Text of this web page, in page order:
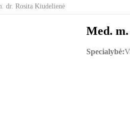
dr. Rosita Kiudelienė
Med.
Specialybė: